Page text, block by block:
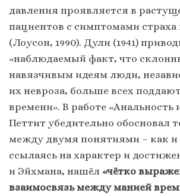
давления проявляется в
пациентов с симптомами страха
(Лоусон, 1990). Дули (1941)
«наблюдаемый факт, что
навязчивым идеям люди,
их невроза, больше всех
времени». В работе «Анальность
Петтит убедительно обосновал
между двумя понятиями – как и
ссылаясь на характер и
и Эйхмана, нашёл «чётко
взаимосвязь между манией